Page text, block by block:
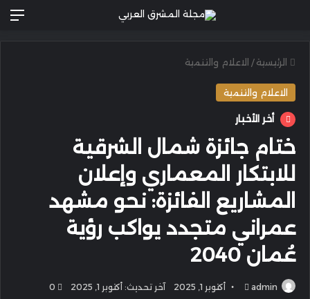
الرئيسية / الاعلام والتنمية
الاعلام والتنمية
أخر الأخبار
ختام جائزة شمال الشرقية
للابتكار المعماري وإعلان
المشاريع الفائزة: نحو مشهد
عمراني متجدد يواكب رؤية
عُمان 2040
admin
أرسل أكتوبر 1, 2025 آخر تحديث: أكتوبر 1, 2025 0